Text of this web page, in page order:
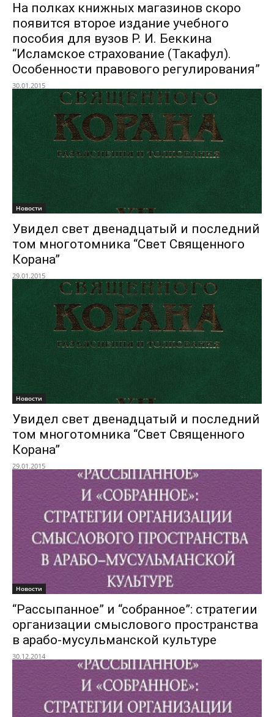
На полках книжных магазинов скоро
появится второе издание учебного
пособия для вузов Р. И. Беккина
“Исламское страхование (Такафул).
Особенности правового регулирования”
30.01.2015
Новости
Увидел свет двенадцатый и последний
том многотомника “Свет Священного
Корана”
29.01.2015
Новости
Увидел свет двенадцатый и последний
том многотомника “Свет Священного
Корана”
29.01.2015
Новости
“Рассыпанное” и “собранное”: стратегии
организации смыслового пространства
в арабо-мусульманской культуре
30.12.2014